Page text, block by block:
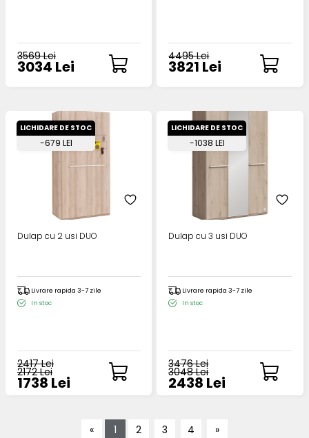
3569 Lei
3034 Lei
4495 Lei
3821 Lei
LICHIDARE DE STOC
-679 LEI
Dulap cu 2 usi DUO
Livrare rapida 3-7 zile
In stoc
2417 Lei
2172 Lei
1738 Lei
LICHIDARE DE STOC
-1038 LEI
Dulap cu 3 usi DUO
Livrare rapida 3-7 zile
In stoc
3476 Lei
3048 Lei
2438 Lei
« 1 2 3 4 »